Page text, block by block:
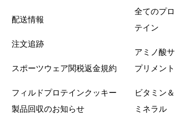
配送情報
注文追跡
スポーツウェア関税返金規約
フィルドプロテインクッキー
製品回収のお知らせ
全てのプロ
テイン
アミノ酸サ
プリメント
ビタミン＆
ミネラル